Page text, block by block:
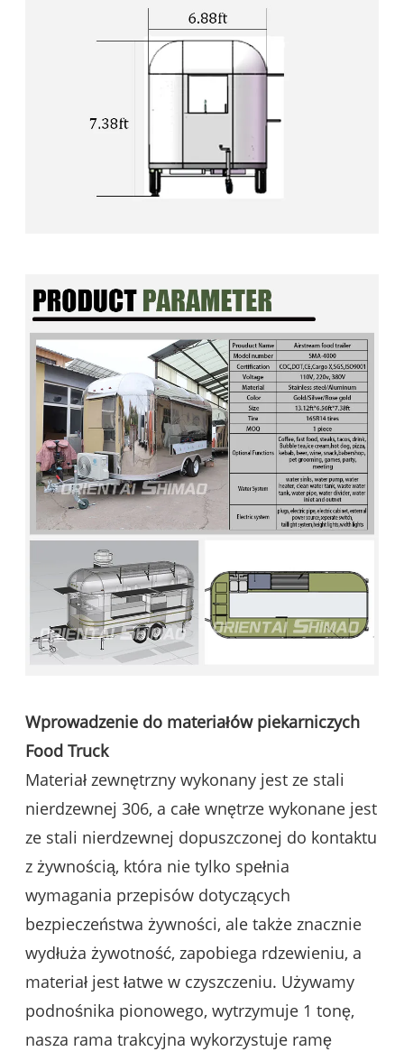
Wprowadzenie do materiałów piekarniczych
Food Truck
Materiał zewnętrzny wykonany jest ze stali
nierdzewnej 306, a całe wnętrze wykonane jest
ze stali nierdzewnej dopuszczonej do kontaktu
z żywnością, która nie tylko spełnia
wymagania przepisów dotyczących
bezpieczeństwa żywności, ale także znacznie
wydłuża żywotność, zapobiega rdzewieniu, a
materiał jest łatwe w czyszczeniu. Używamy
podnośnika pionowego, wytrzymuje 1 tonę,
nasza rama trakcyjna wykorzystuje ramę